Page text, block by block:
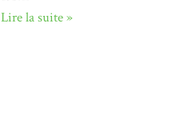
Lire la suite »